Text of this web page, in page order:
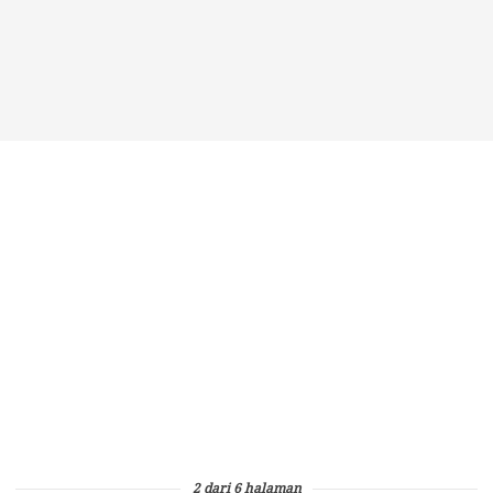
2 dari 6 halaman